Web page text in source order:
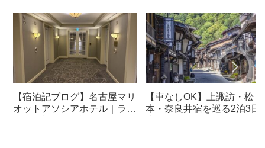
【宿泊記ブログ】名古屋マリ
オットアソシアホテル｜ラウ
【車なしOK】上諏訪・松
本・奈良井宿を巡る2泊3日